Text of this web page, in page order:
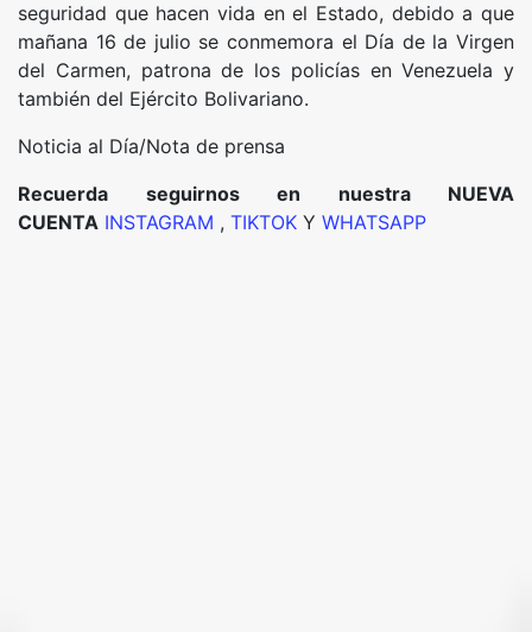
seguridad que hacen vida en el Estado, debido a que
mañana 16 de julio se conmemora el Día de la Virgen
del Carmen, patrona de los policías en Venezuela y
también del Ejército Bolivariano.
Noticia al Día/Nota de prensa
Recuerda seguirnos en nuestra NUEVA
CUENTA INSTAGRAM , TIKTOK Y WHATSAPP